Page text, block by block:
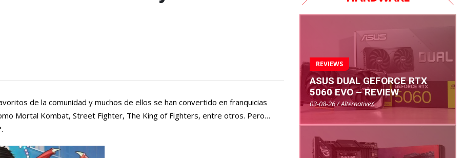
de la comunidad y muchos de ellos se han convertido en franquicias
Mortal Kombat, Street Fighter, The King of Fighters, entre otros. Pero…
REVIEWS
ASUS DUAL GEFORCE RTX
5060 EVO – REVIEW
03-08-26 / AlternativeX